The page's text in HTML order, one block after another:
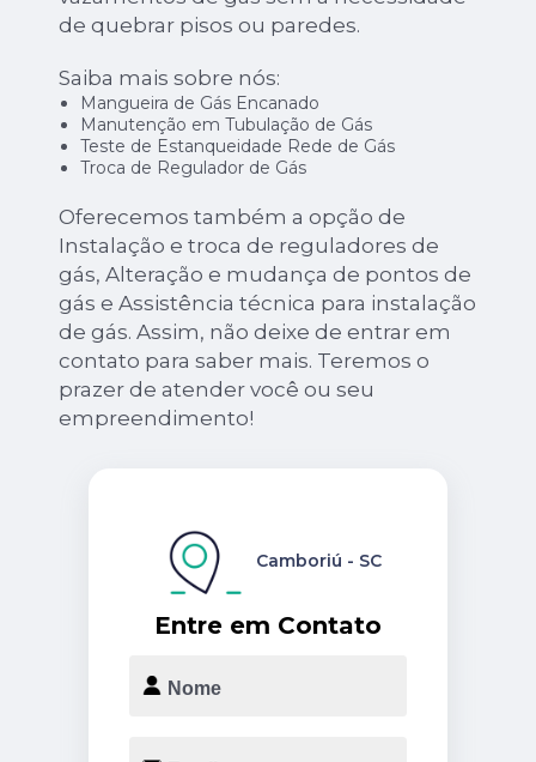
de quebrar pisos ou paredes.
Saiba mais sobre nós:
Mangueira de Gás Encanado
Manutenção em Tubulação de Gás
Teste de Estanqueidade Rede de Gás
Troca de Regulador de Gás
Oferecemos também a opção de
Instalação e troca de reguladores de
gás, Alteração e mudança de pontos de
gás e Assistência técnica para instalação
de gás. Assim, não deixe de entrar em
contato para saber mais. Teremos o
prazer de atender você ou seu
empreendimento!
Entre em Contato
Camboriú - SC